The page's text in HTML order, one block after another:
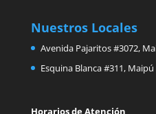
Nuestros Locales
Avenida Pajaritos #3072,
Esquina Blanca #311, Maipú